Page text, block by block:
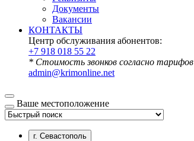
Документы
Вакансии
КОНТАКТЫ
Центр обслуживания абонентов:
+7 918 018 55 22
* Стоимость звонков согласно тарифов
admin@krimonline.net
Ваше местоположение
г. Севастополь